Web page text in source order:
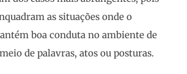
as situações onde o
boa conduta no ambiente de
de palavras, atos ou posturas.